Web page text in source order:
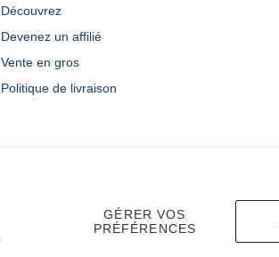
GÉRER VOS
PRÉFÉRENCES
Découvrez
Devenez un affilié
Vente en gros
Politique de livraison